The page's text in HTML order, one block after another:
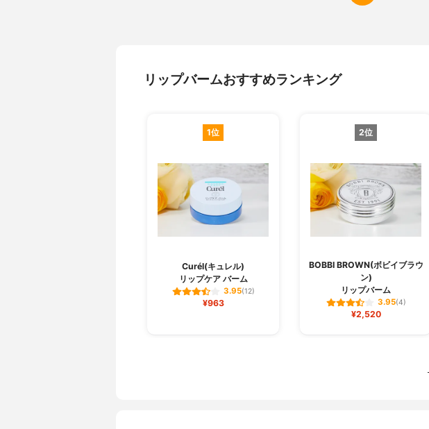
リップバームおすすめランキング
1位
Curél(キュレル)
リップケア バーム
3.95(12)
¥963
2位
BOBBI BROWN(ボビイブラウ
ン)
リップバーム
3.95(4)
¥2,520